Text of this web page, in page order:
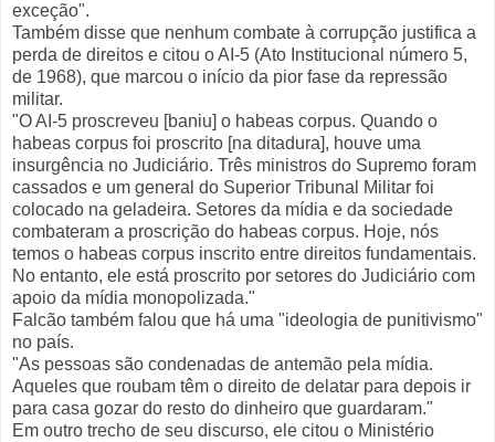
exceção".
Também disse que nenhum combate à corrupção justifica a
perda de direitos e citou o AI-5 (Ato Institucional número 5,
de 1968), que marcou o início da pior fase da repressão
militar.
"O AI-5 proscreveu [baniu] o habeas corpus. Quando o
habeas corpus foi proscrito [na ditadura], houve uma
insurgência no Judiciário. Três ministros do Supremo foram
cassados e um general do Superior Tribunal Militar foi
colocado na geladeira. Setores da mídia e da sociedade
combateram a proscrição do habeas corpus. Hoje, nós
temos o habeas corpus inscrito entre direitos fundamentais.
No entanto, ele está proscrito por setores do Judiciário com
apoio da mídia monopolizada."
Falcão também falou que há uma "ideologia de punitivismo"
no país.
"As pessoas são condenadas de antemão pela mídia.
Aqueles que roubam têm o direito de delatar para depois ir
para casa gozar do resto do dinheiro que guardaram."
Em outro trecho de seu discurso, ele citou o Ministério